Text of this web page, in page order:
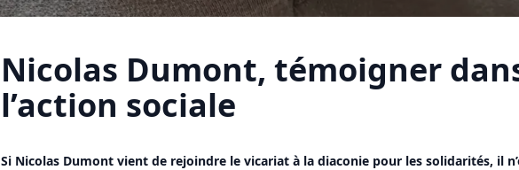
Nicolas Dumont, témoigner
l’action sociale
Si Nicolas Dumont vient de rejoindre le vicariat à la diaconie pour les solidarités, il